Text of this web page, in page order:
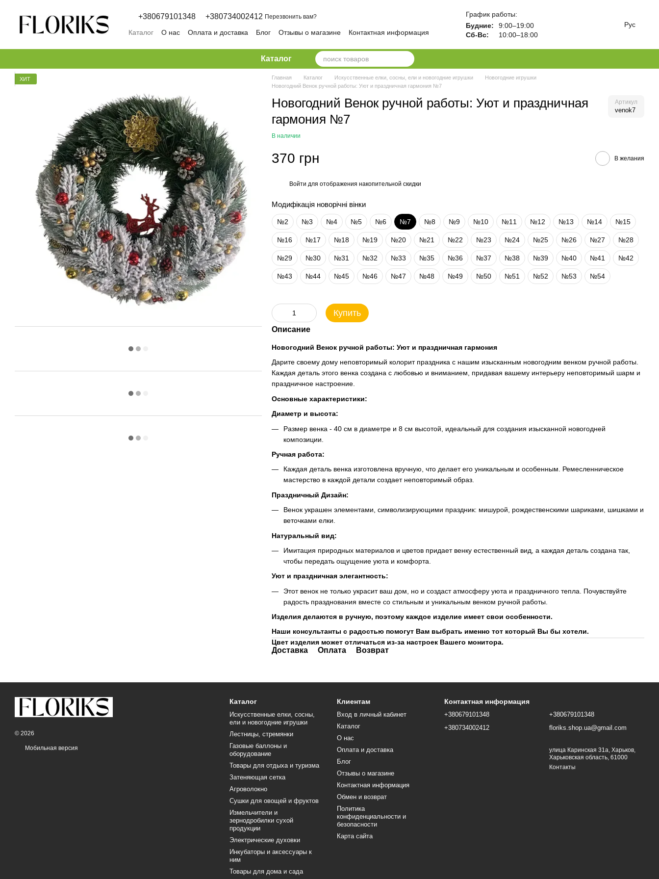
+380679101348 +380734002412 Перезвонить вам?
Каталог О нас Оплата и доставка Блог Отзывы о магазине
Контактная информация
График работы:
Будние:
9:00–19:00
Сб-Вс:
10:00–18:00
Рус
Каталог
ХИТ Главная Каталог Искусственные елки, сосны, ели и новогодние игрушки
Новогодние игрушки
Новогодний Венок ручной работы: Уют и праздничная гармония №7
Новогодний Венок ручной работы: Уют и праздничная
гармония №7
Артикул
venok7
В наличии
370 грн В желания
Войти для отображения накопительной скидки
Модифікація новорічні вінки
№2 №3 №4 №5 №6 №7 №8 №9 №10 №11 №12 №13 №14 №15
№16 №17 №18 №19 №20 №21 №22 №23 №24 №25 №26 №27 №28
№29 №30 №31 №32 №33 №35 №36 №37 №38 №39 №40 №41 №42
№43 №44 №45 №46 №47 №48 №49 №50 №51 №52 №53 №54
Купить
Описание
Новогодний Венок ручной работы: Уют и праздничная гармония
Дарите своему дому неповторимый колорит праздника с нашим изысканным новогодним венком ручной работы.
Каждая деталь этого венка создана с любовью и вниманием, придавая вашему интерьеру неповторимый шарм и
праздничное настроение.
Основные характеристики:
Диаметр и высота:
Размер венка - 40 см в диаметре и 8 см высотой, идеальный для создания изысканной новогодней
композиции.
Ручная работа:
Каждая деталь венка изготовлена вручную, что делает его уникальным и особенным. Ремесленническое
мастерство в каждой детали создает неповторимый образ.
Праздничный Дизайн:
Венок украшен элементами, символизирующими праздник: мишурой, рождественскими шариками, шишками и
веточками елки.
Натуральный вид:
Имитация природных материалов и цветов придает венку естественный вид, а каждая деталь создана так,
чтобы передать ощущение уюта и комфорта.
Уют и праздничная элегантность:
Этот венок не только украсит ваш дом, но и создаст атмосферу уюта и праздничного тепла. Почувствуйте
радость празднования вместе со стильным и уникальным венком ручной работы.
Изделия делаются в ручную, поэтому каждое изделие имеет свои особенности.
Наши консультанты с радостью помогут Вам выбрать именно тот который Вы бы хотели.
Цвет изделия может отличаться из-за настроек Вашего монитора.
Доставка Оплата Возврат
© 2026
Мобильная версия
Каталог
Искусственные елки, сосны,
ели и новогодние игрушки
Лестницы, стремянки
Газовые баллоны и
оборудование
Товары для отдыха и туризма
Затеняющая сетка
Агроволокно
Сушки для овощей и фруктов
Измельчители и
зернодробилки сухой
продукции
Электрические духовки
Инкубаторы и аксессуары к
ним
Товары для дома и сада
Клиентам
Вход в личный кабинет
Каталог
О нас
Оплата и доставка
Блог
Отзывы о магазине
Контактная информация
Обмен и возврат
Политика
конфиденциальности и
безопасности
Карта сайта
Контактная информация
+380679101348
+380734002412
+380679101348
floriks.shop.ua@gmail.com
улица Каринская 31а, Харьков,
Харьковская область, 61000
Контакты